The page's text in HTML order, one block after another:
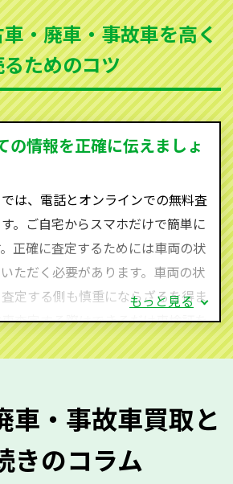
れて動かすことができない車でも
０か国に独自の販売ネットワーク
物流網、自社ヤードをもっている
がかかりません。だから高価買取
利益を還元することができるので
い合わせ下さい。
もりはすべて無料で行います。安
ください。
・廃車・事故車を高く
ためのコツ
情報を正確に伝えましょ
は、電話とオンラインでの無料査
。ご自宅からスマホだけで簡単に
正確に査定するためには車両の状
ただく必要があります。車両の状
定する側も慎重にならざるを得ま
査定する際はできるだけ車検証を
検証があることで車両状態や年式
内容は以下の通りとなります。
もっと見る
車・事故車買取と
きのコラム